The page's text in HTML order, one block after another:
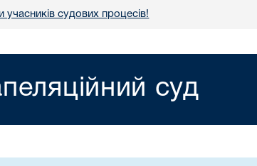
учасників судових процесів!
суд